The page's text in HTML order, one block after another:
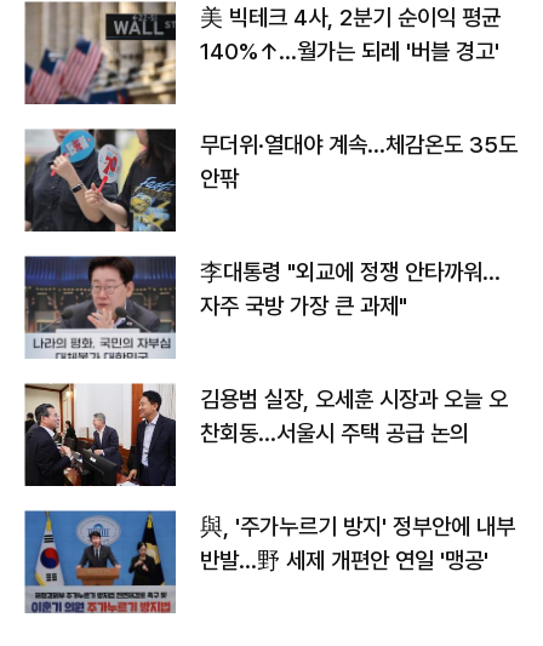
美 빅테크 4사, 2분기 순이익 평균
140%↑…월가는 되레 '버블 경고'
무더위·열대야 계속…체감온도 35도
안팎
李대통령 "외교에 정쟁 안타까워…
자주 국방 가장 큰 과제"
김용범 실장, 오세훈 시장과 오늘 오
찬회동...서울시 주택 공급 논의
與, '주가누르기 방지' 정부안에 내부
반발…野 세제 개편안 연일 '맹공'